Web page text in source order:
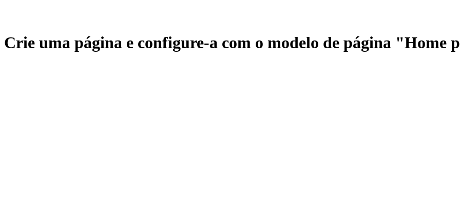
Crie uma página e configure-a com o modelo de página "Home